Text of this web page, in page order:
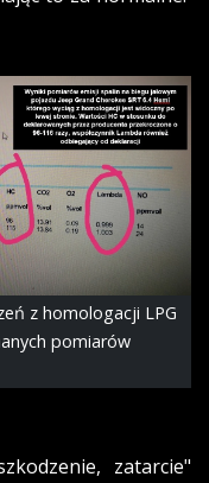
z homologacji LPG
pomiarów
zatarcie"